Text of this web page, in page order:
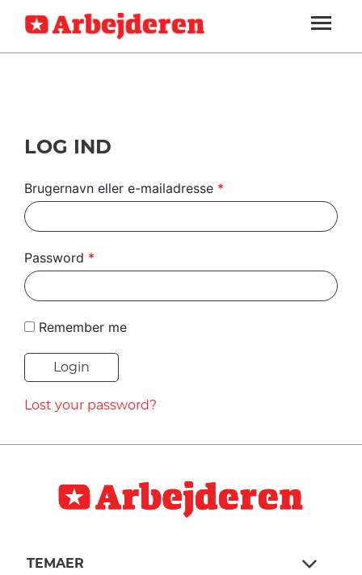
SEKTIONER
ARBEJDEREN
MENER
UDLAND
DEBAT
TIL
NAVNE
HISTORIE
TEORI
SOUNDCLOUD
ABONNER
LOG IND
LOG IND
Brugernavn eller e-mailadresse *
Password *
Remember me
Lost your password?
TEMAER